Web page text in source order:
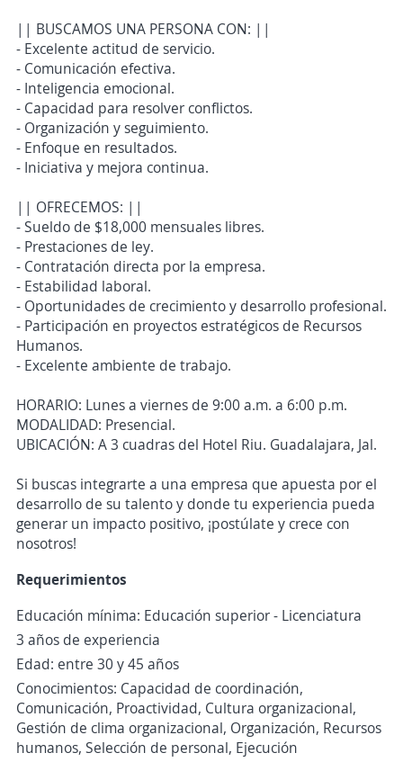
|| BUSCAMOS UNA PERSONA CON: ||
- Excelente actitud de servicio.
- Comunicación efectiva.
- Inteligencia emocional.
- Capacidad para resolver conflictos.
- Organización y seguimiento.
- Enfoque en resultados.
- Iniciativa y mejora continua.
|| OFRECEMOS: ||
- Sueldo de $18,000 mensuales libres.
- Prestaciones de ley.
- Contratación directa por la empresa.
- Estabilidad laboral.
- Oportunidades de crecimiento y desarrollo profesional.
- Participación en proyectos estratégicos de Recursos
Humanos.
- Excelente ambiente de trabajo.
HORARIO: Lunes a viernes de 9:00 a.m. a 6:00 p.m.
MODALIDAD: Presencial.
UBICACIÓN: A 3 cuadras del Hotel Riu. Guadalajara, Jal.
Si buscas integrarte a una empresa que apuesta por el
desarrollo de su talento y donde tu experiencia pueda
generar un impacto positivo, ¡postúlate y crece con
nosotros!
Requerimientos
Educación mínima: Educación superior - Licenciatura
3 años de experiencia
Edad: entre 30 y 45 años
Conocimientos: Capacidad de coordinación,
Comunicación, Proactividad, Cultura organizacional,
Gestión de clima organizacional, Organización, Recursos
humanos, Selección de personal, Ejecución